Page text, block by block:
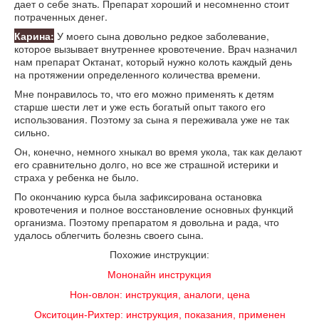
дает о себе знать. Препарат хороший и несомненно стоит
потраченных денег.
Карина: У моего сына довольно редкое заболевание,
которое вызывает внутреннее кровотечение. Врач назначил
нам препарат Октанат, который нужно колоть каждый день
на протяжении определенного количества времени.
Мне понравилось то, что его можно применять к детям
старше шести лет и уже есть богатый опыт такого его
использования. Поэтому за сына я переживала уже не так
сильно.
Он, конечно, немного хныкал во время укола, так как делают
его сравнительно долго, но все же страшной истерики и
страха у ребенка не было.
По окончанию курса была зафиксирована остановка
кровотечения и полное восстановление основных функций
организма. Поэтому препаратом я довольна и рада, что
удалось облегчить болезнь своего сына.
Похожие инструкции:
Мононайн инструкция
Нон-овлон: инструкция, аналоги, цена
Окситоцин-Рихтер: инструкция, показания, применен